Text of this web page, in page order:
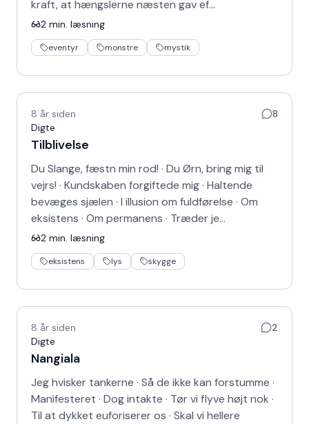
kraft, at hængslerne næsten gav ef…
2 min. læsning
eventyr monstre mystik
8 år siden
8
Digte
Tilblivelse
Du Slange, fæstn min rod! · Du Ørn, bring mig til
vejrs! · Kundskaben forgiftede mig · Haltende
bevæges sjælen · I illusion om fuldførelse · Om
eksistens · Om permanens · Træder je…
2 min. læsning
eksistens lys skygge
8 år siden
2
Digte
Nangiala
Jeg hvisker tankerne · Så de ikke kan forstumme ·
Manifesteret · Dog intakte · Tør vi flyve højt nok ·
Til at dykket euforiserer os · Skal vi hellere